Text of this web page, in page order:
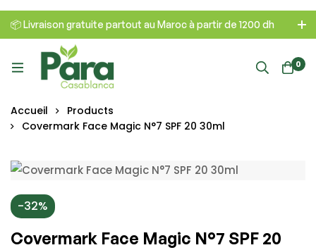
📦 Livraison gratuite partout au Maroc à partir de 1200 dh
0
Accueil
Products
Covermark Face Magic N°7 SPF 20 30ml
-32%
Covermark Face Magic N°7 SPF 20